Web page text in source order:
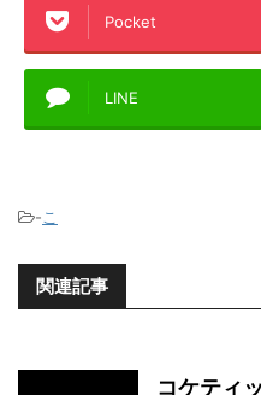
Pocket
LINE
- こ
関連記事
コケティ